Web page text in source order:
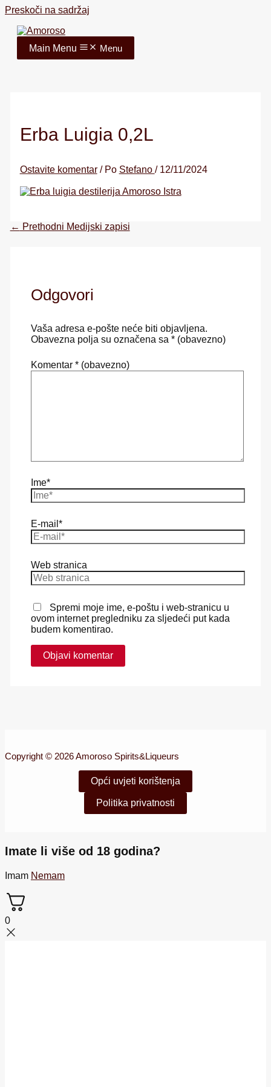
Preskoči na sadržaj
Main Menu Menu
Erba Luigia 0,2L
Ostavite komentar / Po Stefano / 12/11/2024
← Prethodni Medijski zapisi
Odgovori
Vaša adresa e-pošte neće biti objavljena.
Obavezna polja su označena sa * (obavezno)
Komentar * (obavezno)
Ime*
E-mail*
Web stranica
Spremi moje ime, e-poštu i web-stranicu u
ovom internet pregledniku za sljedeći put kada
budem komentirao.
Copyright © 2026 Amoroso Spirits&Liqueurs
Opći uvjeti korištenja
Politika privatnosti
Imate li više od 18 godina?
Imam Nemam
0